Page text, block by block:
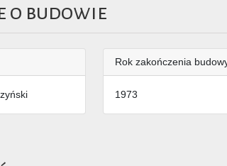
o budowie
Rok zakończenia
1973